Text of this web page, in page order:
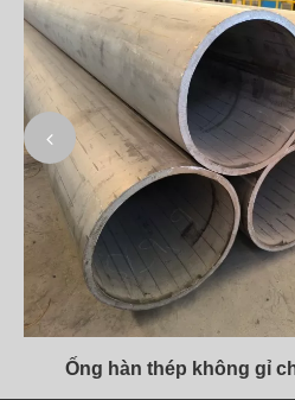
Ống hàn thép không gỉ